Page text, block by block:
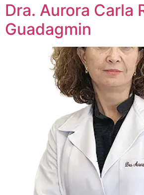
Dra. Aurora Carla
Guadagmin